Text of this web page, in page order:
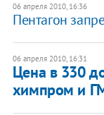
06 апреля 2010, 16:36
Пентагон
06 апреля 2010, 16:31
Цена в 330
химпром и